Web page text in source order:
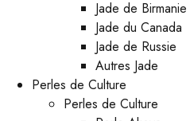
Jade de Birmanie
Jade du Canada
Jade de Russie
Autres Jade
Perles de Culture
Perles de Culture